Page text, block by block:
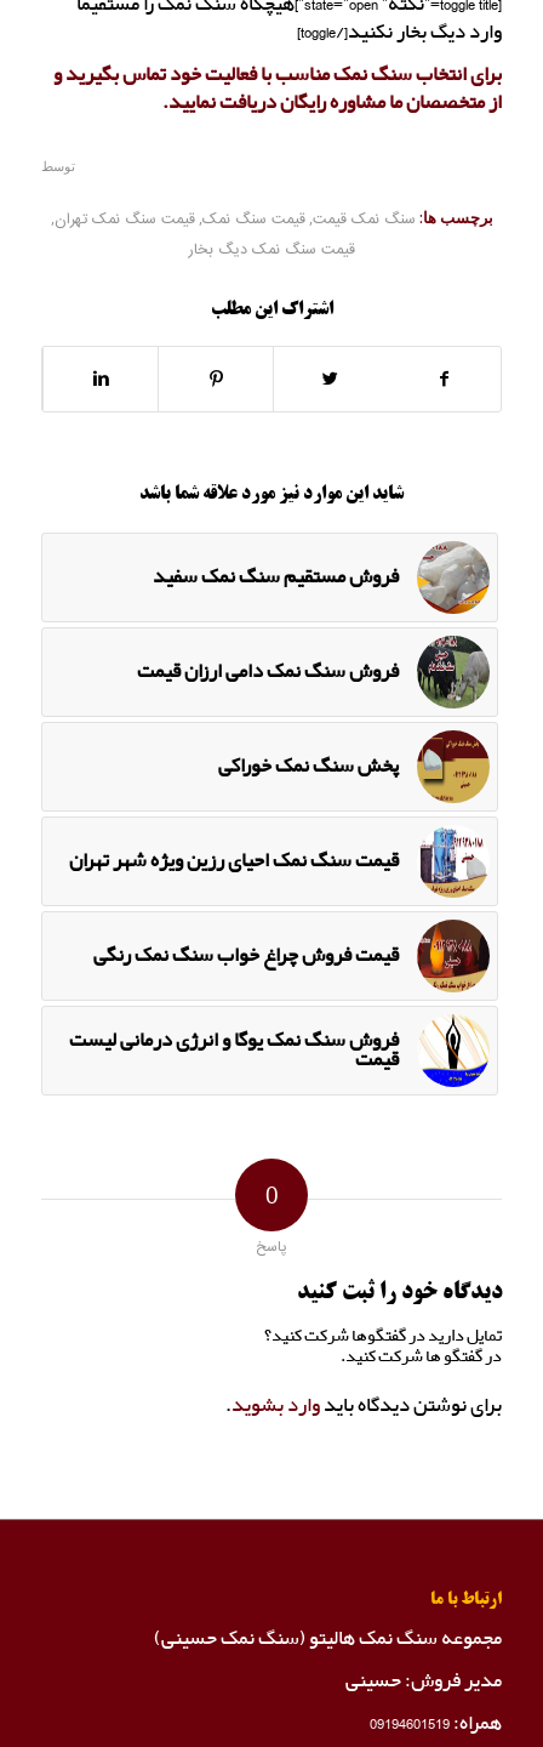
وارد دیگ بخار نکنید[/toggle]
برای انتخاب سنگ نمک مناسب با فعالیت خود تماس بگیرید و
از متخصصان ما مشاوره رایگان دریافت نمایید.
توسط
برچسب ها: سنگ نمک قیمت,قیمت سنگ نمک,قیمت سنگ نمک تهران,
قیمت سنگ نمک دیگ بخار
اشتراک این مطلب
شاید این موارد نیز مورد علاقه شما باشد
فروش مستقیم سنگ نمک سفید
فروش سنگ نمک دامی ارزان قیمت
پخش سنگ نمک خوراکی
قیمت سنگ نمک احیای رزین ویژه شهر تهران
قیمت فروش چراغ خواب سنگ نمک رنگی
فروش سنگ نمک یوگا و انرژی درمانی لیست
قیمت
0
پاسخ
دیدگاه خود را ثبت کنید
تمایل دارید در گفتگوها شرکت کنید؟
در گفتگو ها شرکت کنید.
برای نوشتن دیدگاه بایدوارد بشوید.
ارتباط با ما
مجموعه سنگ نمک هالیتو (سنگ نمک حسینی)
مدیر فروش: حسینی
همراه:09194601519